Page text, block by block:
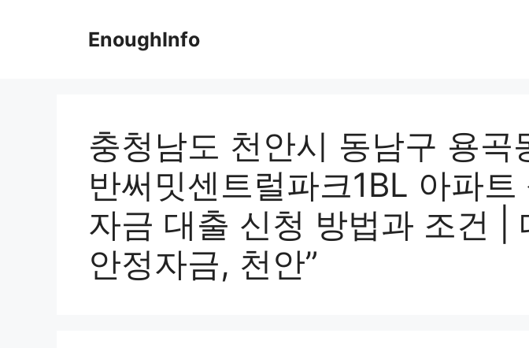
EnoughInfo
충청남도 천안시 동남구 용곡
반써밋센트럴파크1BL 아파트
자금 대출 신청 방법과 조건 |
안정자금, 천안”